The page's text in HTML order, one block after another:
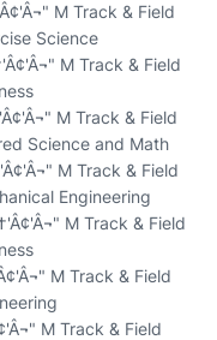
M Track & Field
Science
M Track & Field
M Track & Field
Science and Math
M Track & Field
Engineering
M Track & Field
M Track & Field
M Track & Field